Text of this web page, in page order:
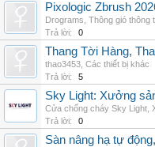
Pixologic Zbrush
Drograms Thông gió thông
Trả lời:
0
Thang Tời Hàng,
thao3453 Các thiết bị khác
Trả lời:
5
Sky Light: Xưởng
Cửa chống cháy Sky Light
Trả lời:
0
Sàn nâng hạ tự